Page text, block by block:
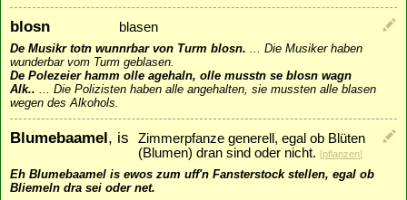
blosn blasen
De Musikr totn wunnrbar von Turm blosn. ... Die Musiker haben
wunderbar vom Turm geblasen.
De Polezeier hamm olle agehaln, olle musstn se blosn wagn
Alk.. ... Die Polizisten haben alle angehalten, sie mussten alle blasen
wegen des Alkohols.
Blumebaamel, is
Zimmerpfanze generell, egal ob Blüten
(Blumen) dran sind oder nicht. [pflanzen]
Eh Blumebaamel is ewos zum uff'n Fansterstock stellen, egal ob
Bliemeln dra sei oder net.